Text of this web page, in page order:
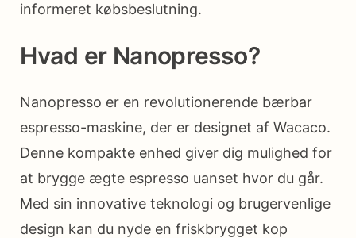
informeret købsbeslutning.
Hvad er Nanopresso?
Nanopresso er en revolutionerende bærbar
espresso-maskine, der er designet af Wacaco.
Denne kompakte enhed giver dig mulighed for
at brygge ægte espresso uanset hvor du går.
Med sin innovative teknologi og brugervenlige
design kan du nyde en friskbrygget kop